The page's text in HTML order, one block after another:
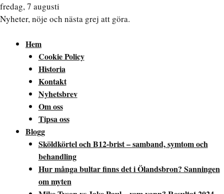
fredag, 7 augusti
Nyheter, nöje och nästa grej att göra.
Hem
Cookie Policy
Historia
Kontakt
Nyhetsbrev
Om oss
Tipsa oss
Blogg
Sköldkörtel och B12-brist – samband, symtom och
behandling
Hur många bultar finns det i Ölandsbron? Sanningen
om myten